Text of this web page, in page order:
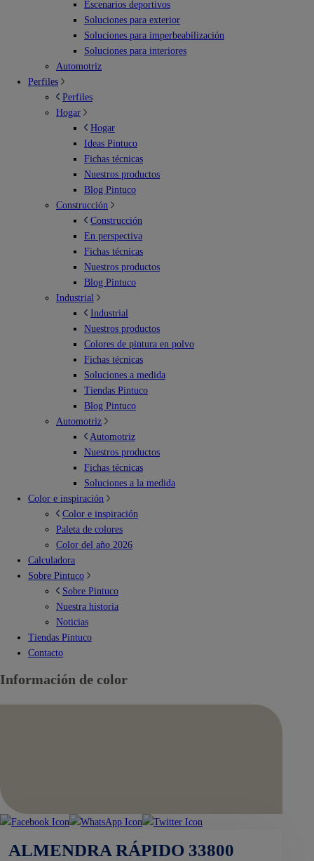
Escenarios deportivos
Soluciones para exterior
Soluciones para imperbeabilización
Soluciones para interiores
Automotriz
Perfiles
Perfiles
Hogar
Hogar
Ideas Pintuco
Fichas técnicas
Nuestros productos
Blog Pintuco
Construcción
Construcción
En perspectiva
Fichas técnicas
Nuestros productos
Blog Pintuco
Industrial
Industrial
Nuestros productos
Colores de pintura en polvo
Fichas técnicas
Soluciones a medida
Tiendas Pintuco
Blog Pintuco
Automotriz
Automotriz
Nuestros productos
Fichas técnicas
Soluciones a la medida
Color e inspiración
Color e inspiración
Paleta de colores
Color del año 2026
Calculadora
Sobre Pintuco
Sobre Pintuco
Nuestra historia
Noticias
Tiendas Pintuco
Contacto
Información de color
ALMENDRA RÁPIDO 33800